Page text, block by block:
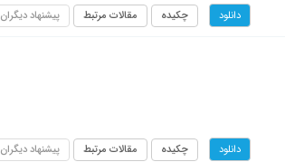
دانلود چکیده مقالات مرتبط پیشنهاد دیگران
دانلود چکیده مقالات مرتبط پیشنهاد دیگران